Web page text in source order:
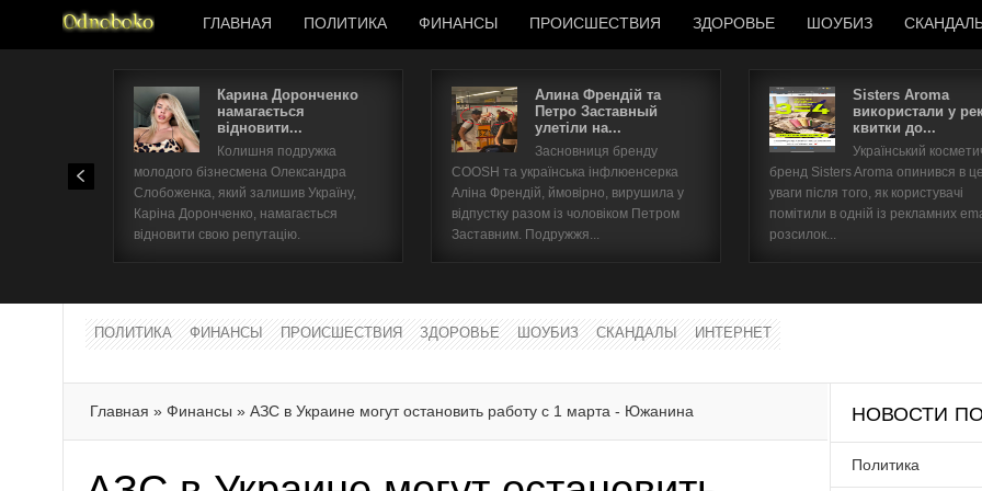
ГЛАВНАЯ ПОЛИТИКА ФИНАНСЫ ПРОИСШЕСТВИЯ ЗДОРОВЬЕ ШОУБИЗ
Карина Доронченко
намагається
відновити...
Колишня подружка
молодого бізнесмена Олександра
Слобоженка, який залишив Україну,
Каріна Доронченко, намагається
відновити свою репутацію.
Алина Френдій та
Петро Заставный
улетіли на...
Засновниця бренду
COOSH та українська інфлюенсерка
Аліна Френдій, ймовірно, вирушила у
відпустку разом із чоловіком Петром
Заставним. Подружжя...
Sisters Aroma
використали у
квитки до...
Український
бренд Sisters Aroma опинився в
уваги після того, як користувачі
помітили в одній із рекламних
розсилок...
ПОЛИТИКА ФИНАНСЫ ПРОИСШЕСТВИЯ ЗДОРОВЬЕ ШОУБИЗ СКАНДАЛЫ ИНТЕРНЕТ
Главная » Финансы » АЗС в Украине могут остановить работу с 1 марта - Южанина НОВОСТИ
Политика
Имя пользователя
Забыли имя пользователя?